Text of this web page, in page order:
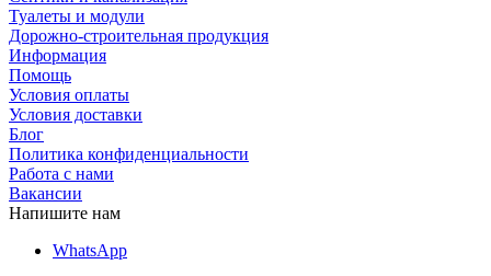
Туалеты и модули
Дорожно-строительная продукция
Информация
Помощь
Условия оплаты
Условия доставки
Блог
Политика конфиденциальности
Работа с нами
Вакансии
Напишите нам
WhatsApp